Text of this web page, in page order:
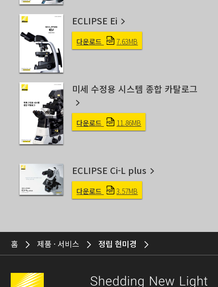
ECLIPSE Ei
다운로드 7.63MB
미세 수정용 시스템 종합 카탈로그
다운로드 11.86MB
ECLIPSE Ci-L plus
다운로드 3.57MB
홈 제품 · 서비스 정립 현미경